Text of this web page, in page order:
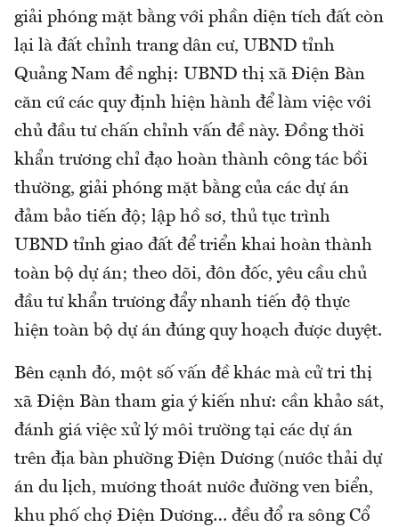
giải phóng mặt bằng với phần diện tích đất còn
lại là đất chỉnh trang dân cư, UBND tỉnh
Quảng Nam đề nghị: UBND thị xã Điện Bàn
căn cứ các quy định hiện hành để làm việc với
chủ đầu tư chấn chỉnh vấn đề này. Đồng thời
khẩn trương chỉ đạo hoàn thành công tác bồi
thường, giải phóng mặt bằng của các dự án
đảm bảo tiến độ; lập hồ sơ, thủ tục trình
UBND tỉnh giao đất để triển khai hoàn thành
toàn bộ dự án; theo dõi, đôn đốc, yêu cầu chủ
đầu tư khẩn trương đẩy nhanh tiến độ thực
hiện toàn bộ dự án đúng quy hoạch được duyệt.
Bên cạnh đó, một số vấn đề khác mà cử tri thị
xã Điện Bàn tham gia ý kiến như: cần khảo sát,
đánh giá việc xử lý môi trường tại các dự án
trên địa bàn phường Điện Dương (nước thải dự
án du lịch, mương thoát nước đường ven biển,
khu phố chợ Điện Dương… đều đổ ra sông Cổ